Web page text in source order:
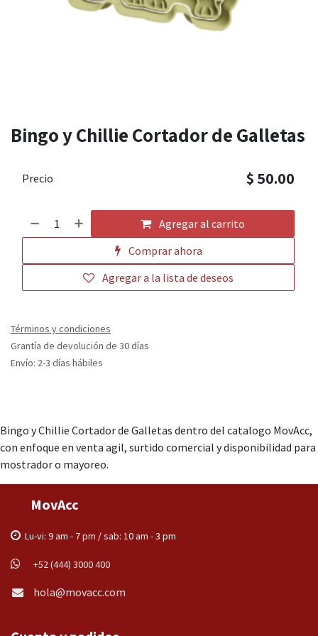
Bingo y Chillie Cortador de Galletas
Agregar al carrito
Comprar ahora
Agregar a la lista de deseos
Precio $ 50.00
Términos y condiciones
Grantía de devolución de 30 días
Envío: 2-3 días hábiles
Bingo y Chillie Cortador de Galletas dentro del catalogo MovAcc,
con enfoque en venta agil, surtido comercial y disponibilidad para
mostrador o mayoreo.
MovAcc
Lu-vi: 9 am - 7 pm / sab: 10 am - 3 pm
+52 (444) 3000 400
hola@movacc.com